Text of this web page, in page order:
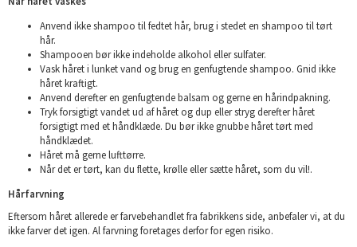
Anvend ikke shampoo til fedtet hår, brug i stedet en shampoo til tørt
hår.
Shampooen bør ikke indeholde alkohol eller sulfater.
Vask håret i lunket vand og brug en genfugtende shampoo. Gnid ikke
håret kraftigt.
Anvend derefter en genfugtende balsam og gerne en hårindpakning.
Tryk forsigtigt vandet ud af håret og dup eller stryg derefter håret
forsigtigt med et håndklæde. Du bør ikke gnubbe håret tørt med
håndklædet.
Håret må gerne lufttørre.
Når det er tørt, kan du flette, krølle eller sætte håret, som du vil!.
Hårfarvning
Eftersom håret allerede er farvebehandlet fra fabrikkens side, anbefaler vi, at du
ikke farver det igen. Al farvning foretages derfor for egen risiko.